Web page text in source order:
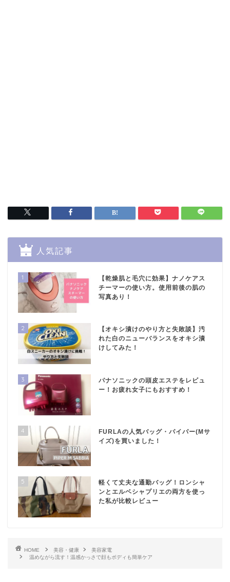
人気記事
1
【乾燥肌と毛穴に効果】ナノケアス
チーマーの使い方。使用前後の肌の
写真あり！
2
【オキシ漬けのやり方と失敗談】汚
れた白のニューバランスをオキシ漬
けしてみた！
3
パナソニックの頭皮エステをレビュ
ー！お疲れ女子にもおすすめ！
4
FURLAの人気バッグ・パイパー(Mサ
イズ)を買いました！
5
軽くて丈夫な通勤バッグ！ロンシャ
ンとエルベシャプリエの両方を使っ
た私が比較レビュー
HOME 美容・健康
美容家電
温めながら流す！温感かっさで顔もボディも簡単ケア